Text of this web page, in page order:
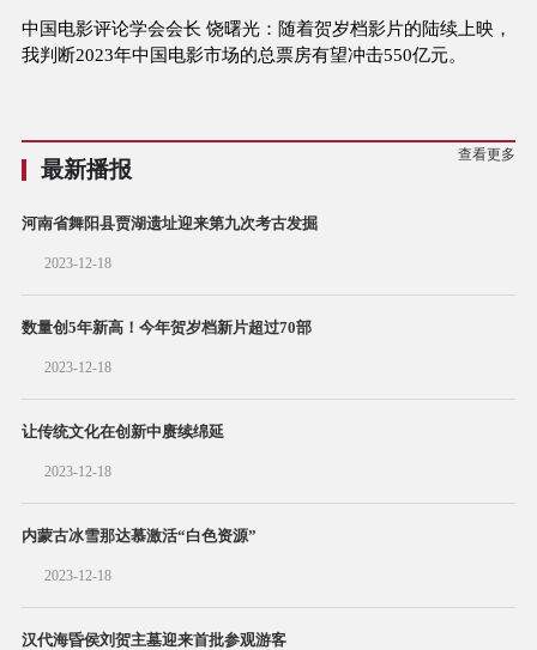
中国电影评论学会会长 饶曙光：随着贺岁档影片的陆续上映，
我判断2023年中国电影市场的总票房有望冲击550亿元。
最新播报
查看更多
河南省舞阳县贾湖遗址迎来第九次考古发掘
2023-12-18
数量创5年新高！今年贺岁档新片超过70部
2023-12-18
让传统文化在创新中赓续绵延
2023-12-18
内蒙古冰雪那达慕激活“白色资源”
2023-12-18
汉代海昏侯刘贺主墓迎来首批参观游客